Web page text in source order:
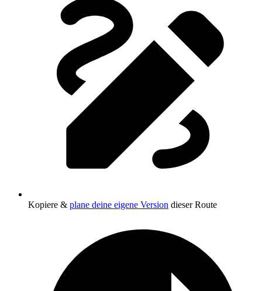
Kopiere & plane deine eigene Version dieser Route